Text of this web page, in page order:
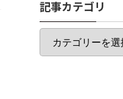
一
覧
記事カテゴリ
記
カ